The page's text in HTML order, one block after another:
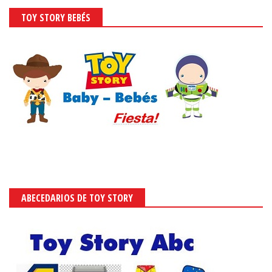
TOY STORY BEBÉS
ABECEDARIOS DE TOY STORY